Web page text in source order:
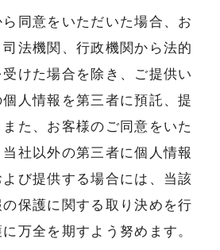
同意をいただいた場合、お
法機関、行政機関から法的
けた場合を除き、ご提供い
人情報を第三者に預託、提
た、お客様のご同意をいた
社以外の第三者に個人情報
び提供する場合には、当該
保護に関する取り決めを行
万全を期すよう努めます。